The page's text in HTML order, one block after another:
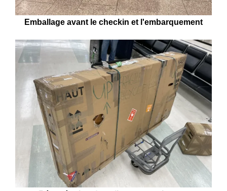
Emballage avant le checkin et l'embarquement